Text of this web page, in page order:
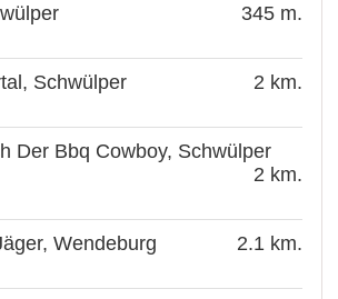
345 m.
Schwülper 2 km.
Der Bbq Cowboy, Schwülper
2 km.
Wendeburg 2.1 km.